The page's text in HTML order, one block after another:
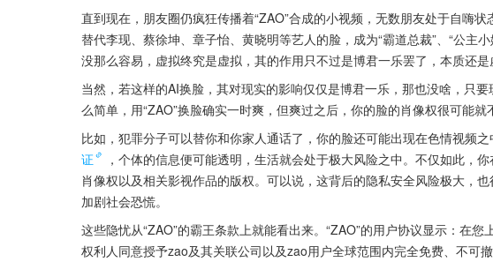
直到现在，朋友圈仍疯狂传播着“ZAO”合成的小视频，无数朋友处于自嗨
替代李现、蔡徐坤、章子怡、黄晓明等艺人的脸，成为“霸道总裁”、“公主
没那么容易，虚拟终究是虚拟，其的作用只不过是博君一乐罢了，本质还是
当然，若这样的AI换脸，其对现实的影响仅仅是博君一乐，那也没啥，只
么简单，用“ZAO”换脸确实一时爽，但爽过之后，你的脸的肖像权很可能就
比如，犯罪分子可以替你和你家人通话了，你的脸还可能出现在色情视频
证
，个体的信息便可能透明，生活就会处于极大风险之中。不仅如此，
肖像权以及相关影视作品的版权。可以说，这背后的隐私安全风险极大，
加剧社会恐慌。
这些隐忧从“ZAO”的霸王条款上就能看出来。“ZAO”的用户协议显示：在
权利人同意授予zao及其关联公司以及zao用户全球范围内完全免费、不可